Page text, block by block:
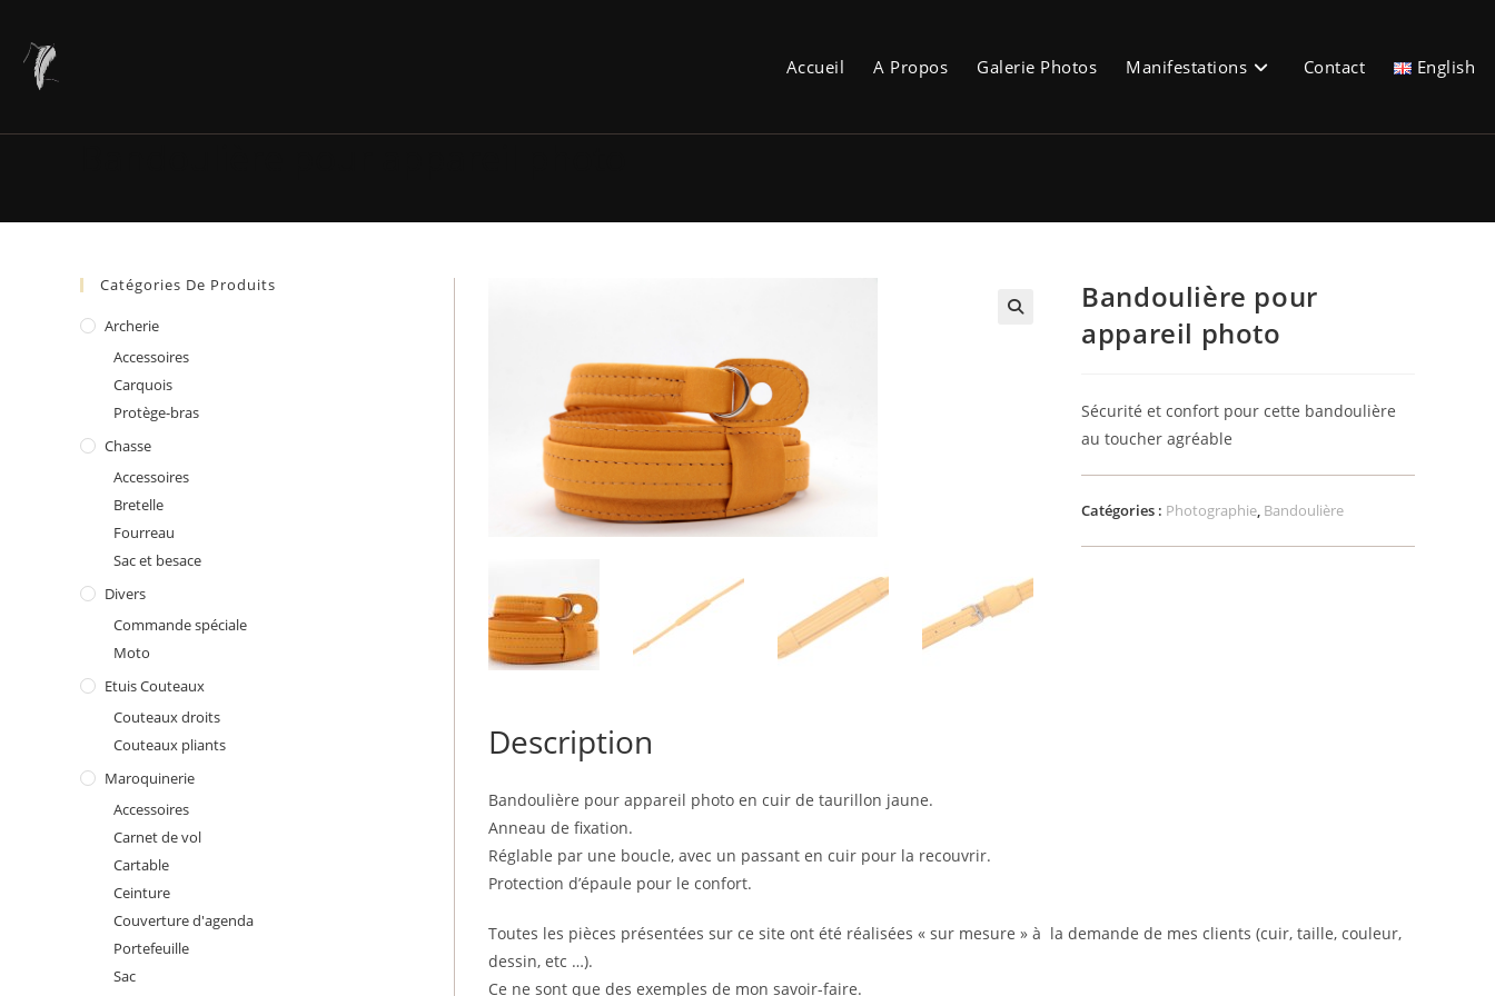
content
Accueil A Propos Galerie Photos Manifestations Contact English
Bandoulière pour
appareil photo
Sécurité et confort pour cette bandoulière
au toucher agréable
Catégories : Photographie, Bandoulière
Description
Bandoulière pour appareil photo en cuir de taurillon jaune.
Anneau de fixation.
Réglable par une boucle, avec un passant en cuir pour la recouvrir.
Protection d’épaule pour le confort.
Toutes les pièces présentées sur ce site ont été réalisées « sur mesure » à la demande de mes clients (cuir, taille, couleur,
dessin, etc …).
Ce ne sont que des exemples de mon savoir-faire.
Catégories De Produits
Archerie
Accessoires
Carquois
Protège-bras
Chasse
Accessoires
Bretelle
Fourreau
Sac et besace
Divers
Commande spéciale
Moto
Etuis Couteaux
Couteaux droits
Couteaux pliants
Maroquinerie
Accessoires
Carnet de vol
Cartable
Ceinture
Couverture d'agenda
Portefeuille
Sac